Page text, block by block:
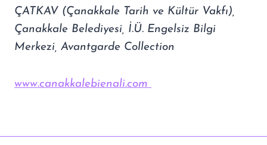
ÇATKAV (Çanakkale Tarih ve Kültür Vakfı),
Çanakkale Belediyesi, İ.Ü. Engelsiz Bilgi
Merkezi, Avantgarde Collection
www.canakkalebienali.com